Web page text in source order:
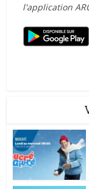
l'application